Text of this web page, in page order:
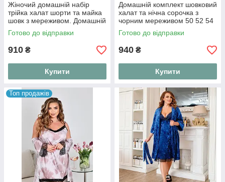
Жіночий домашній набір
трійка халат шорти та майка
шовк з мереживом. Домашній
костюм комплект шовковий
Готово до відправки
910 ₴
Купити
Домашній комплект шовковий
халат та нічна сорочка з
чорним мереживом 50 52 54
56
Готово до відправки
940 ₴
Купити
Топ продажів